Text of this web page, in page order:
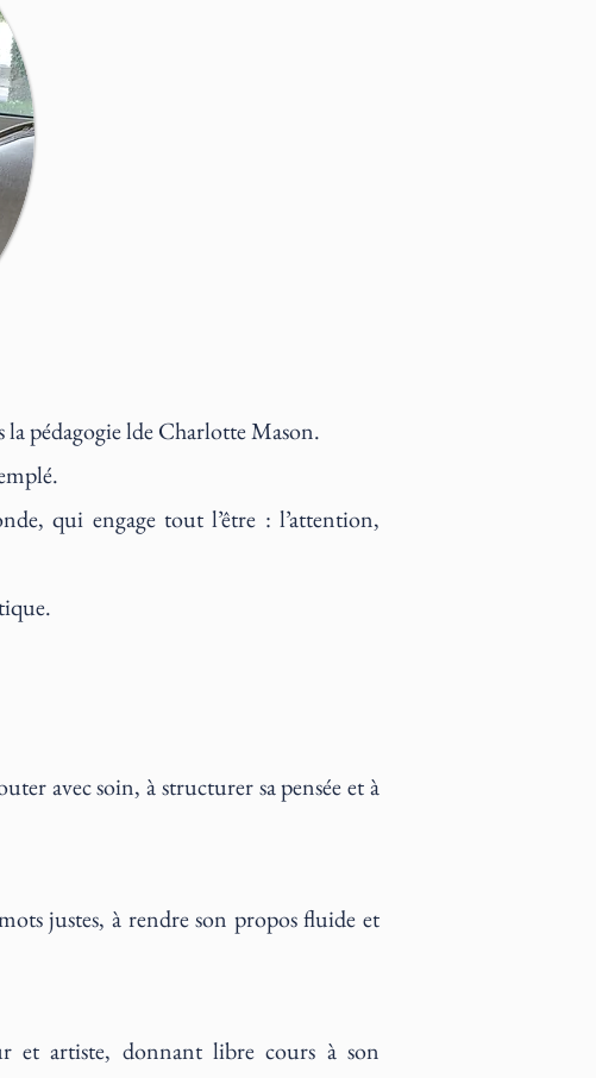
pédagogie lde Charlotte Mason.
qui engage tout l’être : l’attention,
avec soin, à structurer sa pensée et à
justes, à rendre son propos fluide et
et artiste, donnant libre cours à son